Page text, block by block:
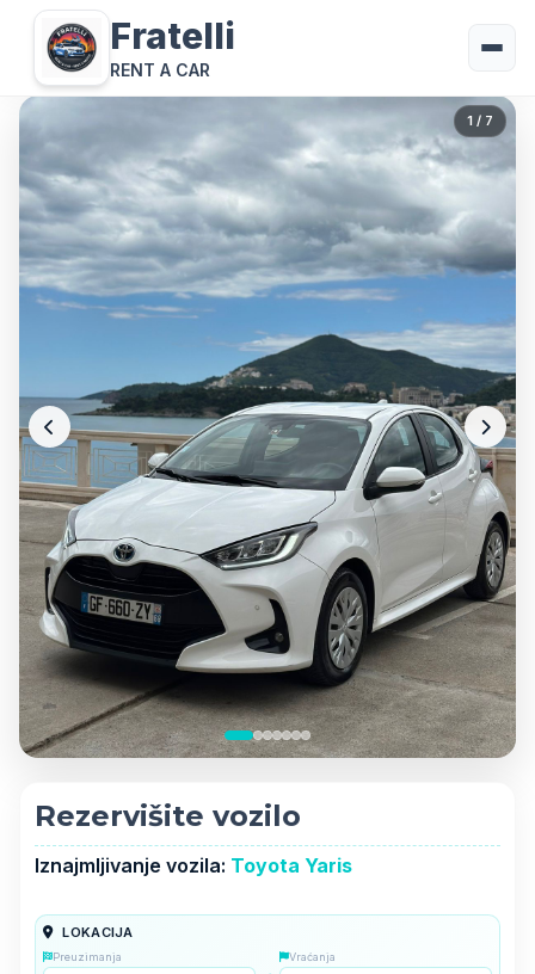
Fratelli
RENT A CAR
1 / 7
Rezervišite vozilo
Iznajmljivanje vozila: Toyota Yaris
LOKACIJA
Preuzimanja Vraćanja